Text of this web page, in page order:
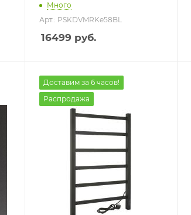
Много
Арт.: PSKDVMRKe58BL
16499 руб.
Доставим за 6 часов!
Распродажа